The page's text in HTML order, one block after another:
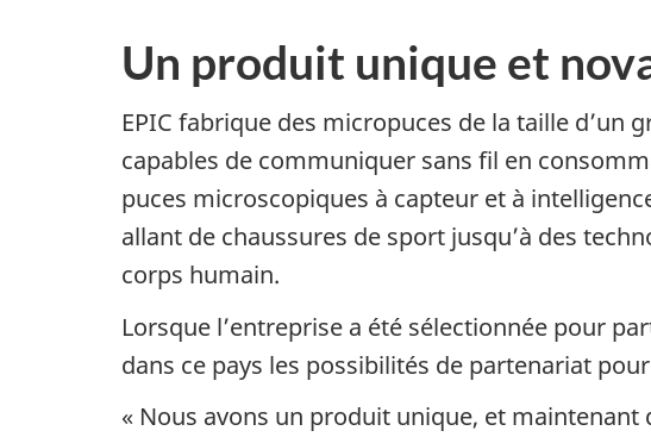
Un produit unique et
EPIC fabrique des micropuces de la taille d’un
capables de communiquer sans fil en
puces microscopiques à capteur et à
allant de chaussures de sport jusqu’à des
corps humain.
Lorsque l’entreprise a été sélectionnée pour
dans ce pays les possibilités de partenariat
« Nous avons un produit unique, et maintenant